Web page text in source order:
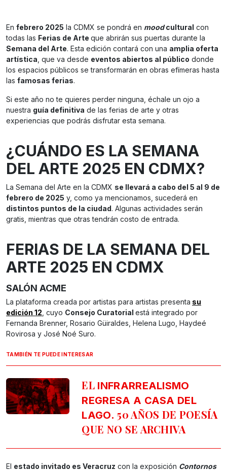
En febrero 2025 la CDMX se pondrá en moodcultural con
todas las Ferias de Arte que abrirán sus puertas durante la
Semana del Arte. Esta edición contará con una amplia oferta
artística, que va desde eventos abiertos al público donde
los espacios públicos se transformarán en obras efímeras hasta
las famosas ferias.
Si este año no te quieres perder ninguna, échale un ojo a
nuestra guía definitiva de las ferias de arte y otras
experiencias que podrás disfrutar esta semana.
¿CUÁNDO ES LA SEMANA
DEL ARTE 2025 EN CDMX?
La Semana del Arte en la CDMX se llevará a cabo del 5 al 9 de
febrero de 2025 y, como ya mencionamos, sucederá en
distintos puntos de la ciudad . Algunas actividades serán
gratis, mientras que otras tendrán costo de entrada.
FERIAS DE LA SEMANA DEL
ARTE 2025 EN CDMX
SALÓN ACME
La plataforma creada por artistas para artistas presenta su
edición 12, cuyo Consejo Curatorial está integrado por
Fernanda Brenner, Rosario Güiraldes, Helena Lugo, Haydeé
Rovirosa y José Noé Suro.
TAMBIÉN TE PUEDE INTERESAR
EL INFRARREALISMO
REGRESA A CASA DEL
LAGO. 50 AÑOS DE POESÍA
QUE NO SE ARCHIVA
El estado invitado es Veracruz con la exposición Contornos